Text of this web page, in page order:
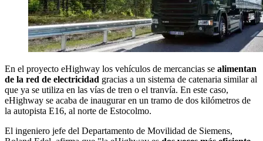
En el proyecto eHighway los vehículos de mercancias se alimentan
de la red de electricidad gracias a un sistema de catenaria similar al
que ya se utiliza en las vías de tren o el tranvía. En este caso,
eHighway se acaba de inaugurar en un tramo de dos kilómetros de
la autopista E16, al norte de Estocolmo.
El ingeniero jefe del Departamento de Movilidad de Siemens,